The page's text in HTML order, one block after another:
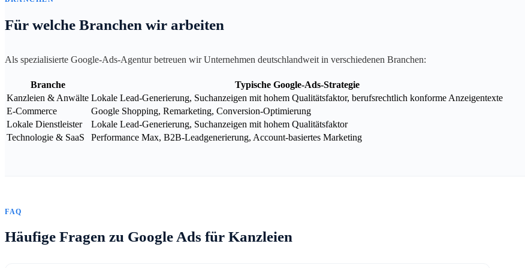
Für welche Branchen wir arbeiten
Als spezialisierte Google-Ads-Agentur betreuen wir Unternehmen deutschlandweit in verschiedenen Branchen:
Branche
Typische Google-Ads-Strategie
Kanzleien & Anwälte Lokale Lead-Generierung, Suchanzeigen mit hohem Qualitätsfaktor, berufsrechtlich konforme Anzeigentexte
E-Commerce
Google Shopping, Remarketing, Conversion-Optimierung
Lokale Dienstleister
Lokale Lead-Generierung, Suchanzeigen mit hohem Qualitätsfaktor
Technologie & SaaS
Performance Max, B2B-Leadgenerierung, Account-basiertes Marketing
FAQ
Häufige Fragen zu Google Ads für Kanzleien